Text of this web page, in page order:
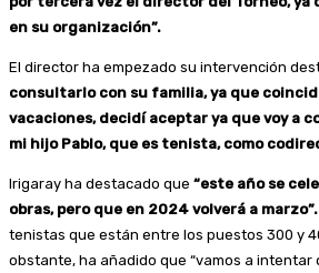
en su organización”.
El director ha empezado su intervención
consultarlo con su familia, ya que
vacaciones, decidí aceptar ya que voy a
mi hijo Pablo, que es tenista, como
Irigaray ha destacado que “este año se
obras, pero que en 2024 volverá a marzo”.
tenistas que están entre los puestos 300 y
obstante, ha añadido que “vamos a